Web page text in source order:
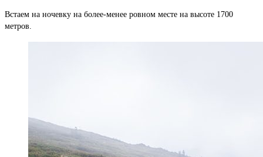
Встаем на ночевку на более-менее ровном месте на высоте 1700
метров.